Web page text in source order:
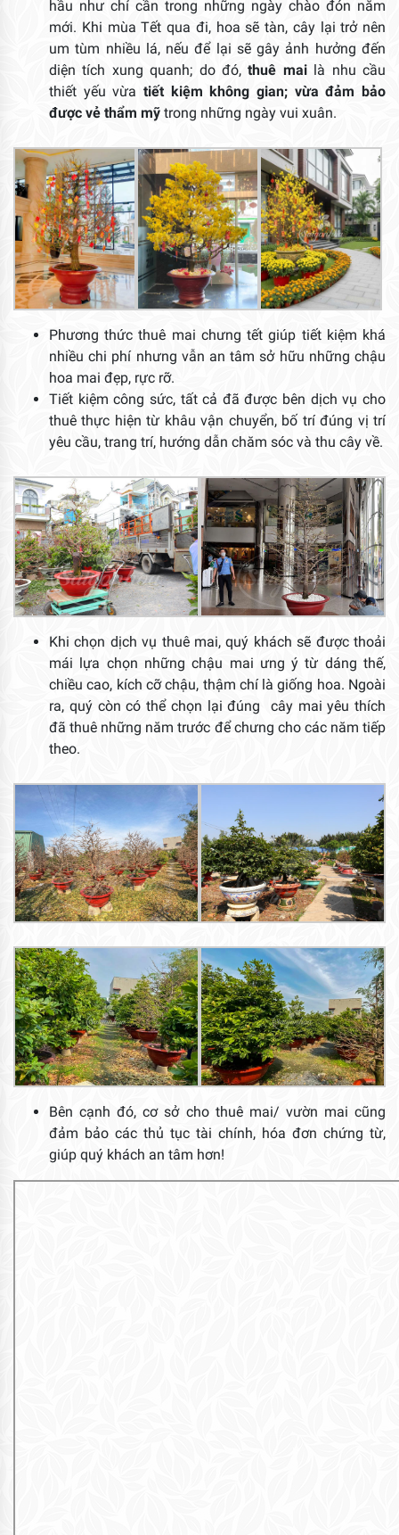
hầu như chỉ cần trong những ngày chào đón năm
mới. Khi mùa Tết qua đi, hoa sẽ tàn, cây lại trở nên
um tùm nhiều lá, nếu để lại sẽ gây ảnh hưởng đến
diện tích xung quanh; do đó,thuê mailà nhu cầu
thiết yếu vừa tiết kiệm không gian; vừa đảm bảo
được vẻ thẩm mỹ trong những ngày vui xuân.
Phương thức thuê mai chưng tết giúp tiết kiệm khá
nhiều chi phí nhưng vẫn an tâm sở hữu những chậu
hoa mai đẹp, rực rỡ.
Tiết kiệm công sức, tất cả đã được bên dịch vụ cho
thuê thực hiện từ khâu vận chuyển, bố trí đúng vị trí
yêu cầu, trang trí, hướng dẫn chăm sóc và thu cây về.
Khi chọn dịch vụ thuê mai, quý khách sẽ được thoải
mái lựa chọn những chậu mai ưng ý từ dáng thế,
chiều cao, kích cỡ chậu, thậm chí là giống hoa. Ngoài
ra, quý còn có thể chọn lại đúng cây mai yêu thích
đã thuê những năm trước để chưng cho các năm tiếp
theo.
Bên cạnh đó, cơ sở cho thuê mai/ vườn mai cũng
đảm bảo các thủ tục tài chính, hóa đơn chứng từ,
giúp quý khách an tâm hơn!